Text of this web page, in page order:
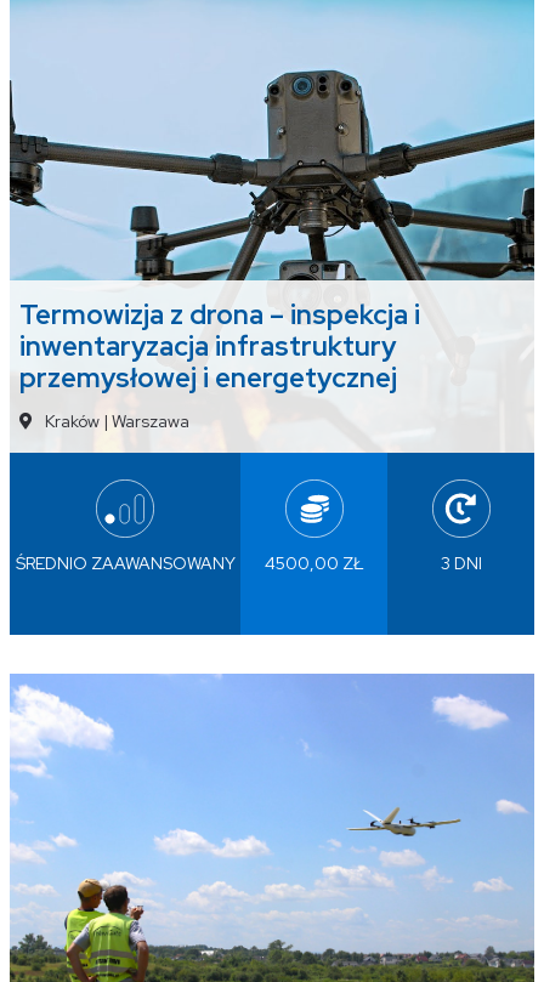
Termowizja z drona – inspekcja i
inwentaryzacja infrastruktury
przemysłowej i energetycznej
Kraków | Warszawa
ŚREDNIO ZAAWANSOWANY 4500,00 ZŁ 3 DNI